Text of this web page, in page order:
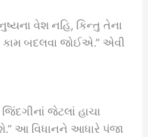
વેશ નહિ, કિન્તુ તેના
કામ બદલવા જોઈએ.” એવી
જેટલાં હાચા
આ વિધાનને આધારે પંજા